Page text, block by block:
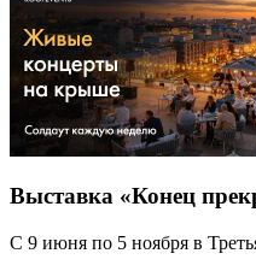
Выставка «Конец
С 9 июня по 5 ноября в